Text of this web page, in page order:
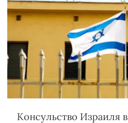
Консульство Израиля